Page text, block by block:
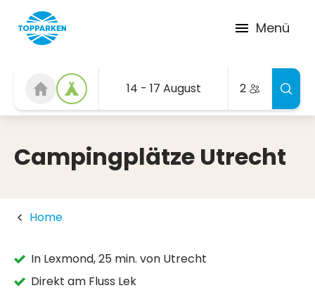
Menü
14 - 17 August 2
Campingplätze Utrecht
Home
In Lexmond, 25 min. von Utrecht
Direkt am Fluss Lek